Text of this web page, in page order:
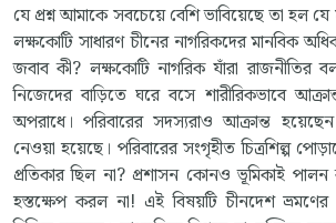
যে প্রশ্ন আমাকে সবচেয়ে বেশি ভাবিয়েছে তা হল যে
লক্ষকোটি সাধারণ চীনের নাগরিকদের মানবিক
জবাব কী? লক্ষকোটি নাগরিক যাঁরা রাজনীতির
নিজেদের বাড়িতে ঘরে বসে শারীরিকভাবে
অপরাধে। পরিবারের সদস্যরাও আক্রান্ত
নেওয়া হয়েছে। পরিবারের সংগৃহীত চিত্রশিল্প
প্রতিকার ছিল না? প্রশাসন কোনও ভূমিকাই পালন
হস্তক্ষেপ করল না! এই বিষয়টি চীনদেশ